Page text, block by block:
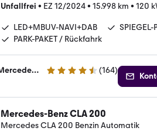
Unfallfrei • EZ 12/2024• 15.998 km • 120
LED+MBUV-NAVI+DAB
SPIEGEL-
PARK-PAKET / Rückfahrk
Auto Herten GmbH Autorisierter Mercedes-Benz PKW und Transporter Service 4.7 Sterne (164)
Mercedes-Benz CLA 200
Mercedes CLA 200 Benzin Automatik